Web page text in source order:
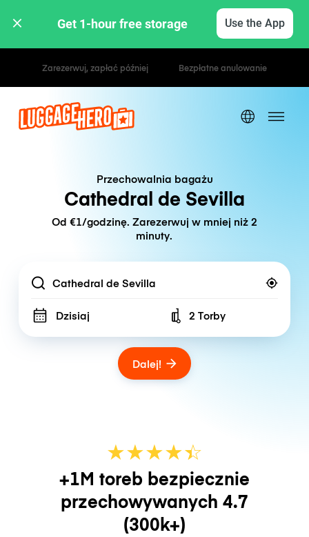
Get 1-hour free storage Use the App
Stawki godzinowe / dzienne
Przechowalnia bagażu
Cathedral de Sevilla
Od €1/godzinę. Zarezerwuj w mniej niż 2
minuty.
Location
Dzisiaj Number of bags
2 Torby
Dalej!
★★★★☆
★
+1M toreb bezpiecznie
przechowywanych 4.7
(300k+)